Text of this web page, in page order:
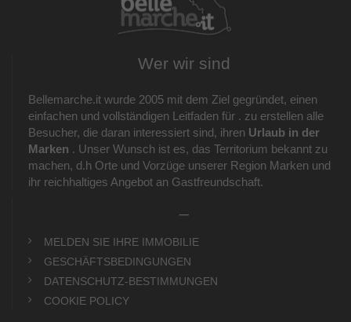
Wer wir sind
Bellemarche.it wurde 2005 mit dem Ziel gegründet, einen
einfachen und vollständigen Leitfaden für . zu erstellen alle
Besucher, die daran interessiert sind, ihren Urlaub in der
Marken . Unser Wunsch ist es, das Territorium bekannt zu
machen, d.h Orte und Vorzüge unserer Region Marken und
ihr reichhaltiges Angebot an Gastfreundschaft.
MELDEN SIE IHRE IMMOBILIE
GESCHÄFTSBEDINGUNGEN
DATENSCHUTZ-BESTIMMUNGEN
COOKIE POLICY